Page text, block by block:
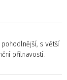
pohodlnější, s větší
přilnavostí.